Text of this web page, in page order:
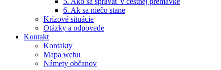
6. Ak sa niečo stane
Krízové situácie
Otázky a odpovede
Kontakt
Kontakty
Mapa webu
Námety občanov